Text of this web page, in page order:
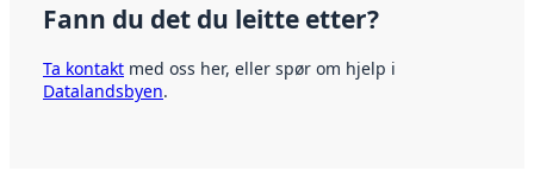
Fann du det du leitte etter?
Ta kontakt med oss her, eller spør om hjelp i
Datalandsbyen.